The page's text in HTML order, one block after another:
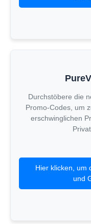
Durchstöbere die
Promo-Codes, um
erschwinglichen
Hier klicken, um
und